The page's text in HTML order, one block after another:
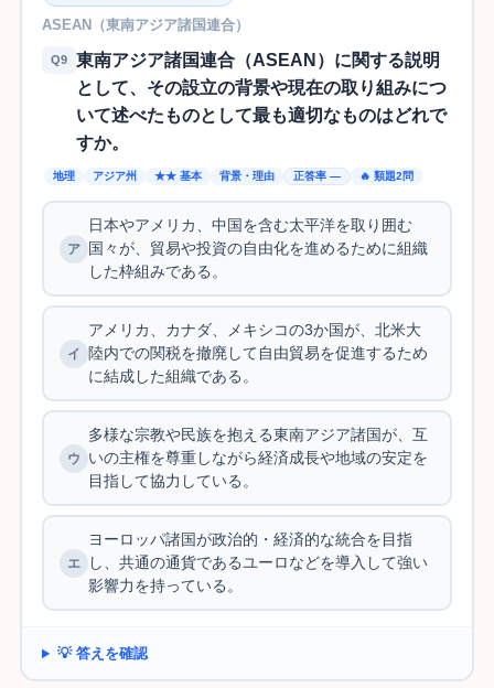
ASEAN（東南アジア諸国連合）
Q9
東南アジア諸国連合（ASEAN）に関する説明
として、その設立の背景や現在の取り組みにつ
いて述べたものとして最も適切なものはどれで
すか。
地理 アジア州 ★★ 基本 背景・理由 正答率 — 🔥 類題2問
日本やアメリカ、中国を含む太平洋を取り囲む
国々が、貿易や投資の自由化を進めるために組織
した枠組みである。
アメリカ、カナダ、メキシコの3か国が、北米大
陸内での関税を撤廃して自由貿易を促進するため
に結成した組織である。
多様な宗教や民族を抱える東南アジア諸国が、互
いの主権を尊重しながら経済成長や地域の安定を
目指して協力している。
ヨーロッパ諸国が政治的・経済的な統合を目指
し、共通の通貨であるユーロなどを導入して強い
影響力を持っている。
💡 答えを確認